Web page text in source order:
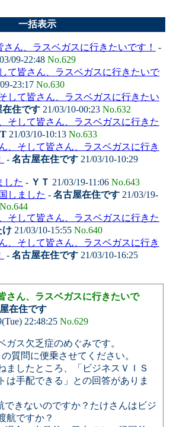
一括表示
ん、ラスベガスに行きたいです！
-
09-22:48 No.629
て皆さん、ラスベガスに行きたいで
23:17 No.630
して皆さん、ラスベガスに行きたい
在住です 21/03/10-00:23 No.632
そして皆さん、ラスベガスに行きた
21/03/10-10:13 No.633
、そして皆さん、ラスベガスに行き
- 名古屋在住です 21/03/10-10:29
した - ＹＴ 21/03/19-11:06 No.643
しました - 名古屋在住です 21/03/19-
No.644
そして皆さん、ラスベガスに行きた
け 21/03/10-15:55 No.640
、そして皆さん、ラスベガスに行き
- 名古屋在住です 21/03/10-16:25
さん、ラスベガスに行きたいで
在住です
22:48:25 No.629
ガス欠乏症のめぐみです。
質問に便乗させてください。
ましたところ、「ビジネスＶＩＳ
は手配できる」との回答がありま
きないのですか？たけさんはビジ
航ですか？